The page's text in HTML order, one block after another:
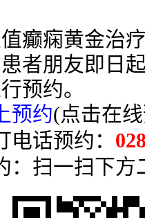
痫黄金治疗
者朋友即日
预约。
预约(点击在
话预约：
扫一扫下方